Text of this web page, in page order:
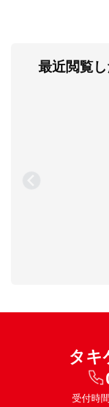
最近閲覧
タキ
受付時